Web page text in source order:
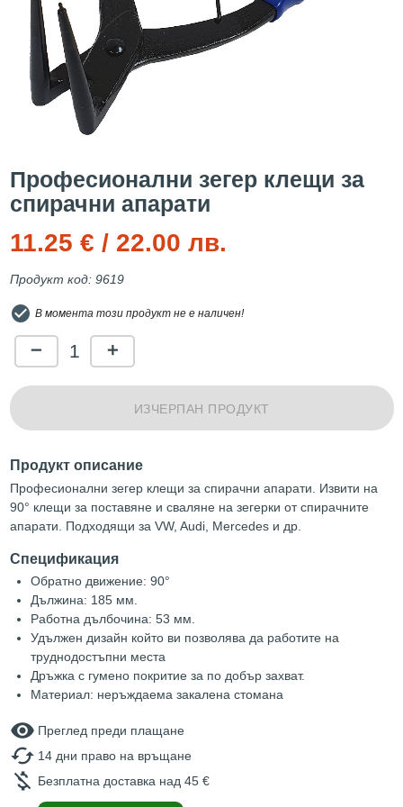
Професионални зегер клещи за
спирачни апарати
11.25 € / 22.00 лв.
Продукт код: 9619
check_circle В момента този продукт не е наличен!
remove 1 add
ИЗЧЕРПАН ПРОДУКТ
Продукт описание
Професионални зегер клещи за спирачни апарати. Извити на
90° клещи за поставяне и сваляне на зегерки от спирачните
апарати. Подходящи за VW, Audi, Mercedes и др.
Спецификация
Обратно движение: 90°
Дължина: 185 мм.
Работна дълбочина: 53 мм.
Удължен дизайн който ви позволява да работите на
труднодостъпни места
Дръжка с гумено покритие за по добър захват.
Материал: неръждаема закалена стомана
remove_red_eye Преглед преди плащане
cached 14 дни право на връщане
money_off Безплатна доставка над 45 €